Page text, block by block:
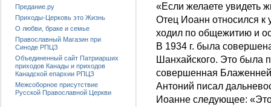
«Если желаете увидеть
Отец Иоанн относился
ходил по общежитию и
В 1934 г. была
Шанхайского. Это была
совершенная
Антоний писал
Иоанне следующее:
Предание.ру
Приходы-Церковь это Жизнь
О любви, браке и семье
Православный Магазин при
Синоде РПЦЗ
Объединенный сайт Патриарших
приходов Канады и приходов
Канадской епархии РПЦЗ
Межсоборное присутствие
Русской Православной Церкви